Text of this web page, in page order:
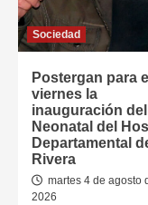
Sociedad
Postergan para el
viernes la
inauguración del
Neonatal del
Departamental
Rivera
martes 4 de agosto
2026